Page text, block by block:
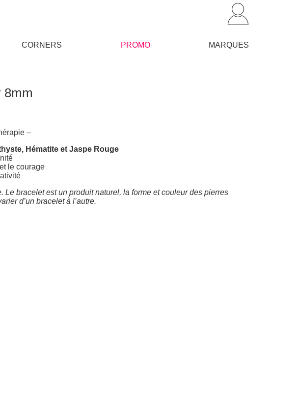
CORNERS PROMO MARQUES
8mm
–
Hématite et Jaspe Rouge
le courage
Le bracelet est un produit naturel, la forme et couleur des pierres
d’un bracelet à l’autre.